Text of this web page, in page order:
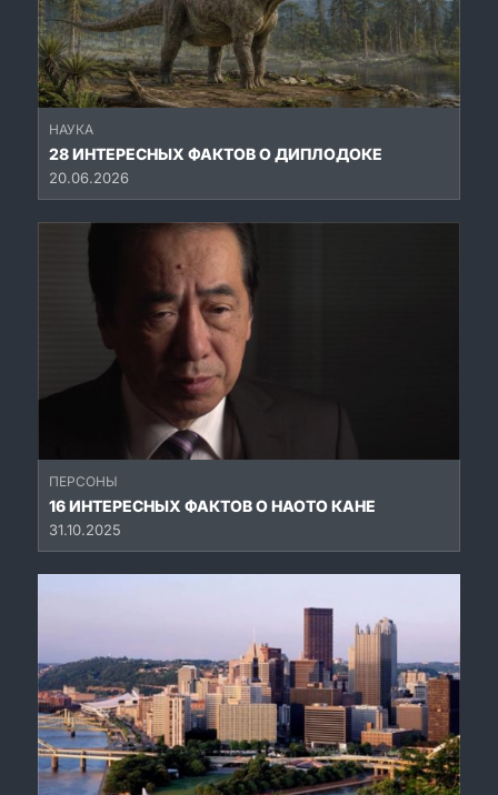
НАУКА
28 ИНТЕРЕСНЫХ ФАКТОВ О ДИПЛОДОКЕ
20.06.2026
ПЕРСОНЫ
16 ИНТЕРЕСНЫХ ФАКТОВ О НАОТО КАНЕ
31.10.2025